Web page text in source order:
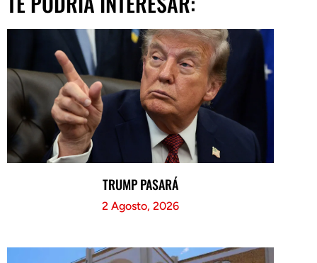
TRUMP PASARÁ
2 Agosto, 2026